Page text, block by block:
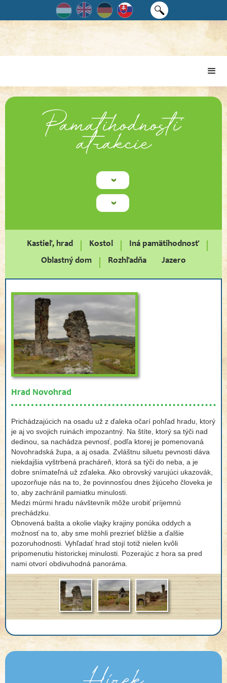
Pamätihodnosti,
atrakcie
Kastieľ, hrad Kostol
Iná pamätihodnosť
Oblastný dom
Rozhľadňa Jazero
Hrad Novohrad
Prichádzajúcich na osadu už z ďaleka očarí pohľad hradu, ktorý
je aj vo svojich ruinách impozantný. Na štíte, ktorý sa týči nad
dedinou, sa nachádza pevnosť, podľa ktorej je pomenovaná
Novohradská župa, a aj osada. Zvláštnu siluetu pevnosti dáva
niekdajšia vyštrbená pracháreň, ktorá sa týči do neba, a je
dobre snímateľná už zďaleka. Ako obrovský varujúci ukazovák,
upozorňuje nás na to, že povinnosťou dnes žijúceho človeka je
to, aby zachránil pamiatku minulosti.
Medzi múrmi hradu návštevník môže urobiť príjemnú
prechádzku.
Obnovená bašta a okolie vlajky krajiny ponúka oddych a
možnosť na to, aby sme mohli prezrieť bližšie a ďalšie
pozoruhodnosti. Vyhľadať hrad stojí totiž nielen kvôli
pripomenutiu historickej minulosti. Pozerajúc z hora sa pred
nami otvorí obdivuhodná panoráma.